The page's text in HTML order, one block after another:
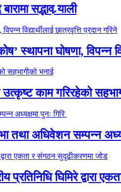
सद्भाव र्‍याली
स्थापना घोषणा, विपन्न
काम गरिरहेको
तथा अधिवेशन सम्पन्न
प्रतिनिधि घिमिरे द्वारा